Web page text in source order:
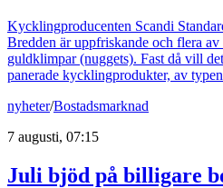
Kycklingproducenten Scandi
Bredden är uppfriskande och flera
guldklimpar (nuggets). Fast då vill
panerade kycklingprodukter, av
nyheter/Bostadsmarknad
7 augusti, 07:15
Juli bjöd på billigare